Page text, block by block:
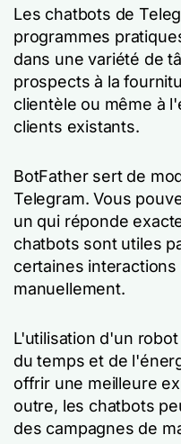
Les chatbots de
programmes
dans une variété de
prospects à la
clientèle ou même à
clients existants.
BotFather sert de
Telegram. Vous
un qui réponde
chatbots sont utiles
certaines
manuellement.
L'utilisation d'un
du temps et de
offrir une meilleure
outre, les chatbots
des campagnes de